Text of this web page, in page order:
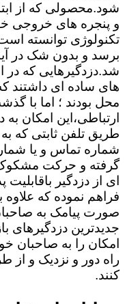
شود.محصولی که از
و پنجره های خروجی
تکنولوژی توانسته
برسد و بدون شک در
شد.دزدگیرهایی که در
های ساده ای داشتند
محل بودند ؛ اما با
ارتباطی،این امکان به
طریق تلفن ثابتی که
شماره تماس و یا
گرفته و حرکت مشکوک
ای از دزدگیر
فراهم نموده که
صورت پیامک به
جدیدترین دزدگیرهای
امکان را به صاحبان
راه دور و نزدیک و از
کنند.